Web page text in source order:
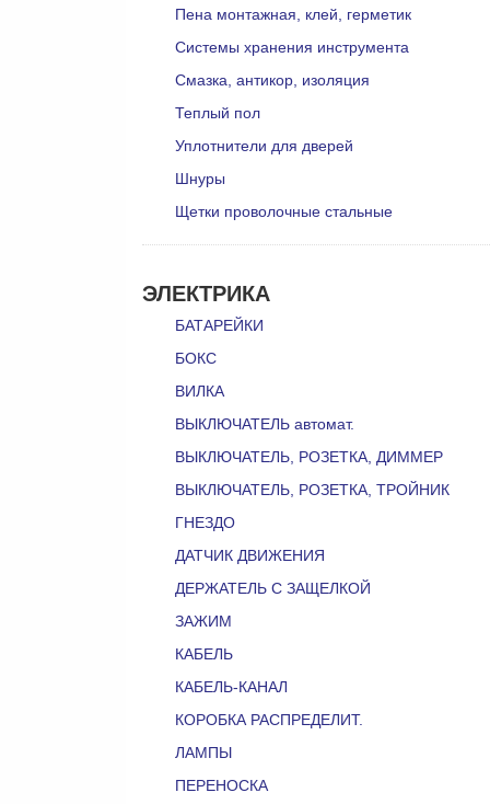
Пена монтажная, клей, герметик
Системы хранения инструмента
Смазка, антикор, изоляция
Теплый пол
Уплотнители для дверей
Шнуры
Щетки проволочные стальные
ЭЛЕКТРИКА
БАТАРЕЙКИ
БОКС
ВИЛКА
ВЫКЛЮЧАТЕЛЬ автомат.
ВЫКЛЮЧАТЕЛЬ, РОЗЕТКА, ДИММЕР
ВЫКЛЮЧАТЕЛЬ, РОЗЕТКА, ТРОЙНИК
ГНЕЗДО
ДАТЧИК ДВИЖЕНИЯ
ДЕРЖАТЕЛЬ С ЗАЩЕЛКОЙ
ЗАЖИМ
КАБЕЛЬ
КАБЕЛЬ-КАНАЛ
КОРОБКА РАСПРЕДЕЛИТ.
ЛАМПЫ
ПЕРЕНОСКА